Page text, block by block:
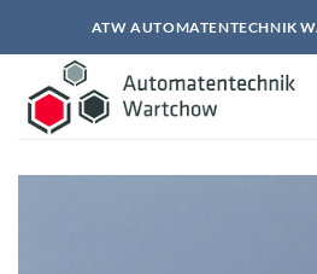
springen
ATW AUTOMATENTECHNIK